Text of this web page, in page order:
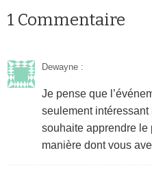
1 Commentaire
Dewayne :
Je pense que
seulement
souhaite apprendre le
manière dont vous